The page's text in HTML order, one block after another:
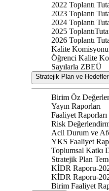
2022 Toplantı
2023 Toplantı
2024 Toplantı
2025
2026 Toplantı
Kalite Komisyonu
Öğrenci Kalite
Sayılarla ZBEÜ
Stratejik Plan ve Hedefler
Birim Öz
Yayın Raporları
Faaliyet Raporları
Risk
Acil Durum ve
YKS Faaliyet
Toplumsal Katkı
Stratejik Plan
KİDR Raporu-
KİDR Raporu-
Birim Faaliyet